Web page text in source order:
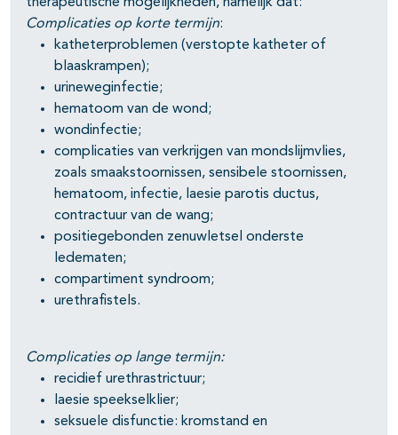
Complicaties op korte termijn:
katheterproblemen (verstopte katheter of
blaaskrampen);
urineweginfectie;
hematoom van de wond;
wondinfectie;
complicaties van verkrijgen van mondslijmvlies,
zoals smaakstoornissen, sensibele stoornissen,
hematoom, infectie, laesie parotis ductus,
contractuur van de wang;
positiegebonden zenuwletsel onderste
ledematen;
compartiment syndroom;
urethrafistels.
Complicaties op lange termijn:
recidief urethrastrictuur;
laesie speekselklier;
seksuele disfunctie: kromstand en